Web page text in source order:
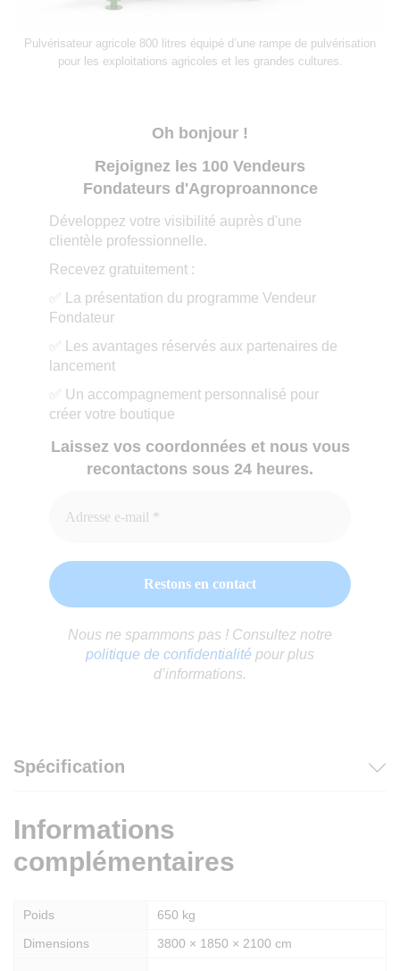
Pulvérisateur agricole 800 litres équipé d’une rampe de pulvérisation
pour les exploitations agricoles et les grandes cultures.
Oh bonjour !
Rejoignez les 100 Vendeurs
Fondateurs d'Agroproannonce
Développez votre visibilité auprès d'une
clientèle professionnelle.
Recevez gratuitement :
✅ La présentation du programme Vendeur
Fondateur
✅ Les avantages réservés aux partenaires de
lancement
✅ Un accompagnement personnalisé pour
créer votre boutique
Laissez vos coordonnées et nous vous
recontactons sous 24 heures.
Nous ne spammons pas ! Consultez notre
politique de confidentialité pour plus
d’informations.
Spécification
Informations
complémentaires
Poids
650 kg
Dimensions
3800 × 1850 × 2100 cm